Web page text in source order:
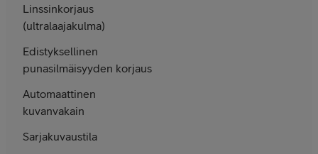
Linssinkorjaus
(ultra­laaja­kulma)
Edistyksellinen
punasilmäisyyden korjaus
Automaattinen
kuvanvakain
Sarjakuvaustila